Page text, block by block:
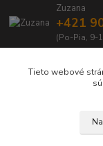
Zuzana
+421
(Po-Pia, 9-
Tieto webové